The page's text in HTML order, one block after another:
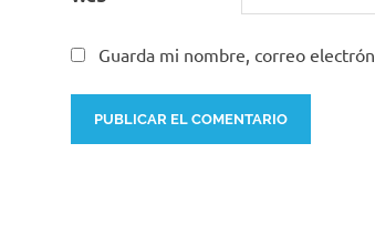
Guarda mi nombre, correo